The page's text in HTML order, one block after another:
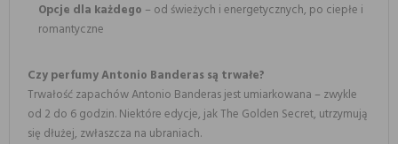
Opcje dla każdego – od świeżych i energetycznych, po ciepłe i
romantyczne
Czy perfumy Antonio Banderas są trwałe?
Trwałość zapachów Antonio Banderas jest umiarkowana – zwykle
od 2 do 6 godzin. Niektóre edycje, jak The Golden Secret, utrzymują
się dłużej, zwłaszcza na ubraniach.